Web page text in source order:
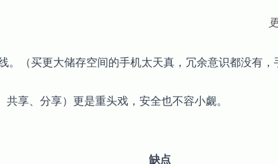
（买更大储存空间的手机太天真，冗余意识都没有，
享、分享）更是重头戏，安全也不容小觑。
缺点